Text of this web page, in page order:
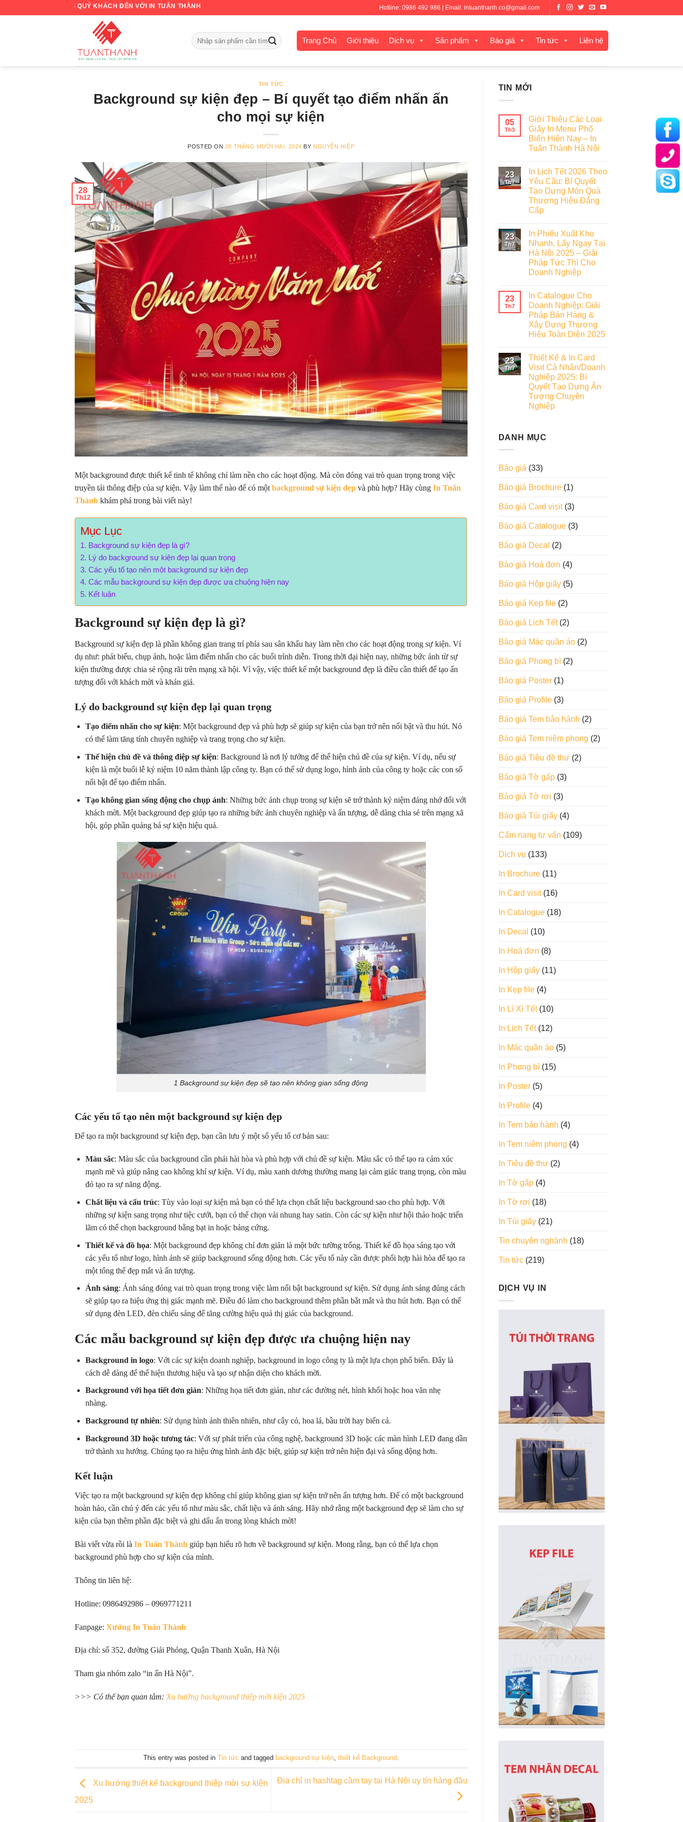
MỪNG QUÝ KHÁCH ĐẾN VỚI IN TUẤN THÀNH Hotline: 0986 492 986 | Email: intuanthanh.co@gmail.com
Trang Chủ Giới thiệu Dịch vụ Sản phẩm Báo giá Tin tức Liên hệ
TIN TỨC
Background sự kiện đẹp – Bí quyết tạo điểm nhấn ấn
cho mọi sự kiện
POSTED ON 28 THÁNG MƯỜI HAI, 2024 BY NGUYỄN HIỆP
28
Th12
Một background được thiết kế tinh tế không chỉ làm nền cho các hoạt động. Mà còn đóng vai trò quan trọng trong việc
truyền tải thông điệp của sự kiện. Vậy làm thế nào để có một background sự kiện đẹp và phù hợp? Hãy cùng In Tuấn
Thành khám phá trong bài viết này!
Mục Lục
Background sự kiện đẹp là gì?
Lý do background sự kiện đẹp lại quan trọng
Các yếu tố tạo nên một background sự kiện đẹp
Các mẫu background sự kiện đẹp được ưa chuộng hiện nay
Kết luận
Background sự kiện đẹp là gì?
Background sự kiện đẹp là phần không gian trang trí phía sau sân khấu hay làm nền cho các hoạt động trong sự kiện. Ví
dụ như: phát biểu, chụp ảnh, hoặc làm điểm nhấn cho các buổi trình diễn. Trong thời đại hiện nay, những bức ảnh từ sự
kiện thường được chia sẻ rộng rãi trên mạng xã hội. Vì vậy, việc thiết kế một background đẹp là điều cần thiết để tạo ấn
tượng đối với khách mời và khán giả.
Lý do background sự kiện đẹp lại quan trọng
Tạo điểm nhấn cho sự kiện: Một background đẹp và phù hợp sẽ giúp sự kiện của bạn trở nên nổi bật và thu hút. Nó
có thể làm tăng tính chuyên nghiệp và trang trọng cho sự kiện.
Thể hiện chủ đề và thông điệp sự kiện: Background là nơi lý tưởng để thể hiện chủ đề của sự kiện. Ví dụ, nếu sự
kiện là một buổi lễ kỷ niệm 10 năm thành lập công ty. Bạn có thể sử dụng logo, hình ảnh của công ty hoặc các con số
nổi bật để tạo điểm nhấn.
Tạo không gian sống động cho chụp ảnh: Những bức ảnh chụp trong sự kiện sẽ trở thành kỷ niệm đáng nhớ đối với
khách mời. Một background đẹp giúp tạo ra những bức ảnh chuyên nghiệp và ấn tượng, dễ dàng chia sẻ trên mạng xã
hội, góp phần quảng bá sự kiện hiệu quả.
1 Background sự kiện đẹp sẽ tạo nên không gian sống động
Các yếu tố tạo nên một background sự kiện đẹp
Để tạo ra một background sự kiện đẹp, bạn cần lưu ý một số yếu tố cơ bản sau:
Màu sắc: Màu sắc của background cần phải hài hòa và phù hợp với chủ đề sự kiện. Màu sắc có thể tạo ra cảm xúc
mạnh mẽ và giúp nâng cao không khí sự kiện. Ví dụ, màu xanh dương thường mang lại cảm giác trang trọng, còn màu
đỏ tạo ra sự năng động.
Chất liệu và cấu trúc: Tùy vào loại sự kiện mà bạn có thể lựa chọn chất liệu background sao cho phù hợp. Với
những sự kiện sang trọng như tiệc cưới, bạn có thể chọn vải nhung hay satin. Còn các sự kiện như hội thảo hoặc triển
lãm có thể chọn background bằng bạt in hoặc bảng cứng.
Thiết kế và đồ họa: Một background đẹp không chỉ đơn giản là một bức tường trống. Thiết kế đồ họa sáng tạo với
các yếu tố như logo, hình ảnh sẽ giúp background sống động hơn. Các yếu tố này cần được phối hợp hài hòa để tạo ra
một tổng thể đẹp mắt và ấn tượng.
Ánh sáng: Ánh sáng đóng vai trò quan trọng trong việc làm nổi bật background sự kiện. Sử dụng ánh sáng đúng cách
sẽ giúp tạo ra hiệu ứng thị giác mạnh mẽ. Điều đó làm cho background thêm phần bắt mắt và thu hút hơn. Bạn có thể
sử dụng đèn LED, đèn chiếu sáng để tăng cường hiệu quả thị giác của background.
Các mẫu background sự kiện đẹp được ưa chuộng hiện nay
Background in logo: Với các sự kiện doanh nghiệp, background in logo công ty là một lựa chọn phổ biến. Đây là
cách dễ dàng để thể hiện thương hiệu và tạo sự nhận diện cho khách mời.
Background với họa tiết đơn giản: Những họa tiết đơn giản, như các đường nét, hình khối hoặc hoa văn nhẹ
nhàng.
Background tự nhiên: Sử dụng hình ảnh thiên nhiên, như cây cỏ, hoa lá, bầu trời hay biển cả.
Background 3D hoặc tương tác: Với sự phát triển của công nghệ, background 3D hoặc các màn hình LED đang dần
trở thành xu hướng. Chúng tạo ra hiệu ứng hình ảnh đặc biệt, giúp sự kiện trở nên hiện đại và sống động hơn.
Kết luận
Việc tạo ra một background sự kiện đẹp không chỉ giúp không gian sự kiện trở nên ấn tượng hơn. Để có một background
hoàn hảo, cần chú ý đến các yếu tố như màu sắc, chất liệu và ánh sáng. Hãy nhớ rằng một background đẹp sẽ làm cho sự
kiện của bạn thêm phần đặc biệt và ghi dấu ấn trong lòng khách mời!
Bài viết vừa rồi là In Tuấn Thành giúp bạn hiểu rõ hơn về background sự kiện. Mong rằng, bạn có thể lựa chọn
background phù hợp cho sự kiện của mình.
Thông tin liên hệ:
Hotline: 0986492986 – 0969771211
Fanpage: Xưởng In Tuấn Thành
Địa chỉ: số 352, đường Giải Phóng, Quận Thanh Xuân, Hà Nội
Tham gia nhóm zalo “in ấn Hà Nội”.
>>> Có thể bạn quan tâm: Xu hướng background thiệp mời kiện 2025
This entry was posted in Tin tức and tagged background sự kiện, thiết kế Background
Xu hướng thiết kế background thiệp mời sự kiện
2025
TIN MỚI
05
Th3
Giới Thiệu Các Loại
Giấy In Menu Phổ
Biến Hiện Nay – In
Tuấn Thành Hà Nội
23
Th7
In Lịch Tết 2026 Theo
Yêu Cầu: Bí Quyết
Tạo Dựng Món Quà
Thương Hiệu Đẳng
Cấp
23
Th7
In Phiếu Xuất Kho
Nhanh, Lấy Ngay Tại
Hà Nội 2025 – Giải
Pháp Tức Thì Cho
Doanh Nghiệp
23
Th7
In Catalogue Cho
Doanh Nghiệp: Giải
Pháp Bán Hàng &
Xây Dựng Thương
Hiệu Toàn Diện 2025
23
Th7
Thiết Kế & In Card
Visit Cá Nhân/Doanh
Nghiệp 2025: Bí
Quyết Tạo Dựng Ấn
Tượng Chuyên
Nghiệp
DANH MỤC
Báo giá (33)
Báo giá Brochure(1)
Báo giá Card visit(3)
Báo giá Catalogue(3)
Báo giá Decal (2)
Báo giá Hoá đơn (4)
Báo giá Hộp giấy(5)
Báo giá Kẹp file(2)
Báo giá Lịch Tết(2)
Báo giá Mác quần áo(2)
Báo giá Phong bì(2)
Báo giá Poster(1)
Báo giá Profile(3)
Báo giá Tem bảo hành (2)
Báo giá Tem niêm phong (2)
Báo giá Tiêu đề thư(2)
Báo giá Tờ gấp(3)
Báo giá Tờ rơi (3)
Báo giá Túi giấy(4)
Cẩm nang tư vấn (109)
Dịch vụ (133)
In Brochure(11)
In Card visit(16)
In Catalogue(18)
In Decal (10)
In Hoá đơn (8)
In Hộp giấy(11)
In Kẹp file(4)
In Lì Xì Tết(10)
In Lịch Tết(12)
In Mác quần áo(5)
In Phong bì(15)
In Poster(5)
In Profile(4)
In Tem bảo hành (4)
In Tem niêm phong (4)
In Tiêu đề thư(2)
In Tờ gấp(4)
In Tờ rơi (18)
In Túi giấy(21)
Tin chuyên nghành (18)
Tin tức(219)
DỊCH VỤ IN